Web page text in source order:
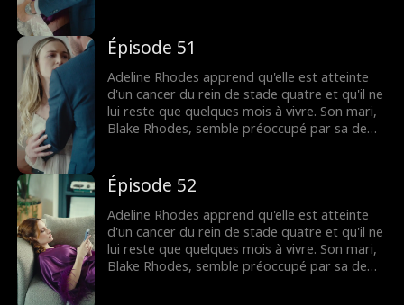
croqueuse de diamants calculatrice, et elle
pense qu'il ne l'a jamais aimée. Tout change
lorsque Blake apprend qu'Adeline est
mourante, mais il est peut-être trop tard
pour lui dire que c'est elle qu'il a aimée
pendant tout ce temps.
Épisode 51
Adeline Rhodes apprend qu'elle est atteinte
d'un cancer du rein de stade quatre et qu'il ne
lui reste que quelques mois à vivre. Son mari,
Blake Rhodes, semble préoccupé par sa demi-
croqueuse de diamants calculatrice, et elle
pense qu'il ne l'a jamais aimée. Tout change
lorsque Blake apprend qu'Adeline est
mourante, mais il est peut-être trop tard
pour lui dire que c'est elle qu'il a aimée
pendant tout ce temps.
Épisode 52
Adeline Rhodes apprend qu'elle est atteinte
d'un cancer du rein de stade quatre et qu'il ne
lui reste que quelques mois à vivre. Son mari,
Blake Rhodes, semble préoccupé par sa demi-